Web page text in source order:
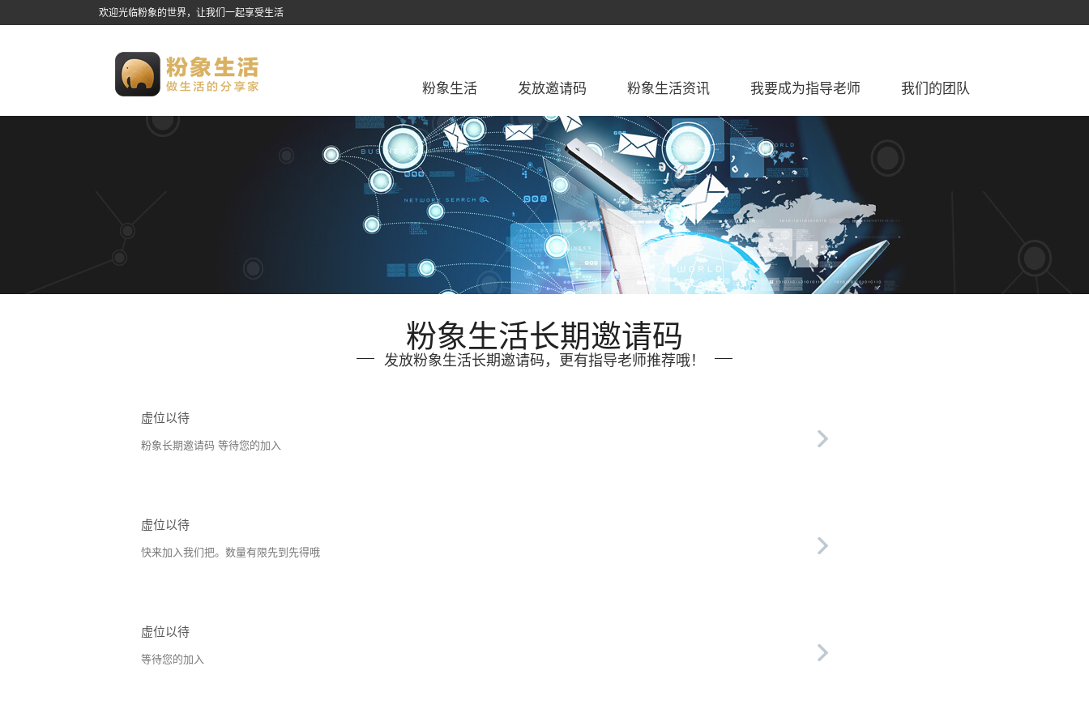
欢迎光临粉象的世界，让我们一起享受生活
粉象生活 发放邀请码 粉象生活资讯 我要成为指导老师 我们的团队
粉象生活长期邀请码
发放粉象生活长期邀请码，更有指导老师推荐哦！
虚位以待
粉象长期邀请码 等待您的加入
虚位以待
快来加入我们把。数量有限先到先得哦
虚位以待
等待您的加入